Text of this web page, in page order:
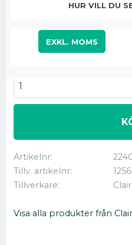
270,13KR /ST
Artikelnr
Tillv. artikelnr
1256
Tillverkare
Visa alla produkter från
HUR VILL DU
EXKL. MOMS